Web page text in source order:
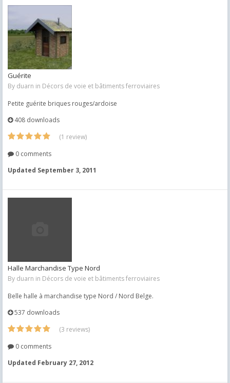
Guérite
By duarn in Décors de voie et bâtiments ferroviaires
Petite guérite briques rouges/ardoise
408 downloads
(1 review)
0 comments
Updated September 3, 2011
Halle Marchandise Type Nord
By duarn in Décors de voie et bâtiments ferroviaires
Belle halle à marchandise type Nord / Nord Belge.
537 downloads
(3 reviews)
0 comments
Updated February 27, 2012